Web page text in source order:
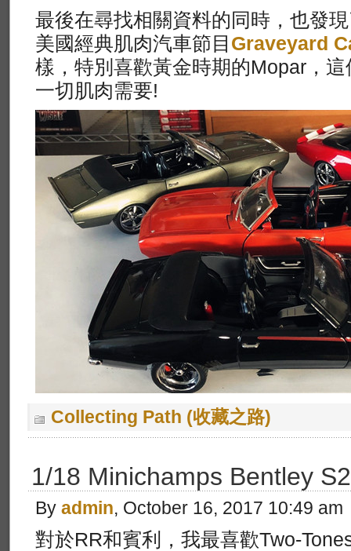
最後在尋找相關資料的同時，也發
美國經典肌肉汽車節目 Graveyard
樣，特別喜歡黃金時期的Mopar，
一切肌肉需要!
Collecting Path (收藏之路)
1/18 Minichamps Bentley
By admin, October 16, 2017 10:49 am
對於RR和賓利，我最喜歡Two-